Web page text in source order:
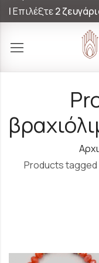
|Επιλέξτε2
Products tagged